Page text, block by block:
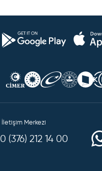
İletişim Merkezi
0 (376) 212 14 00